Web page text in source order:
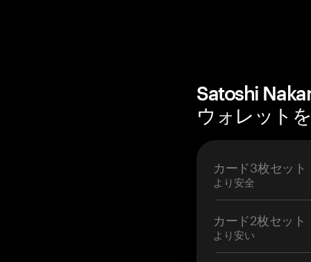
Satoshi
ウォレット
カード3枚セット
より安全
カード2枚セット
より安い